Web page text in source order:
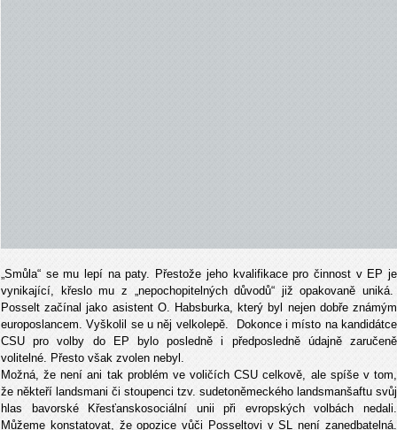
„Smůla“ se mu lepí na paty. Přestože jeho kvalifikace pro činnost v EP je
vynikající, křeslo mu z „nepochopitelných důvodů“ již opakovaně uniká.
Posselt začínal jako asistent O. Habsburka, který byl nejen dobře známým
europoslancem. Vyškolil se u něj velkolepě. Dokonce i místo na kandidátce
CSU pro volby do EP bylo posledně i předposledně údajně zaručeně
volitelné. Přesto však zvolen nebyl.
Možná, že není ani tak problém ve voličích CSU celkově, ale spíše v tom,
že někteří landsmani či stoupenci tzv. sudetoněmeckého landsmanšaftu svůj
hlas bavorské Křesťanskosociální unii při evropských volbách nedali.
Můžeme konstatovat, že opozice vůči Posseltovi v SL není zanedbatelná.